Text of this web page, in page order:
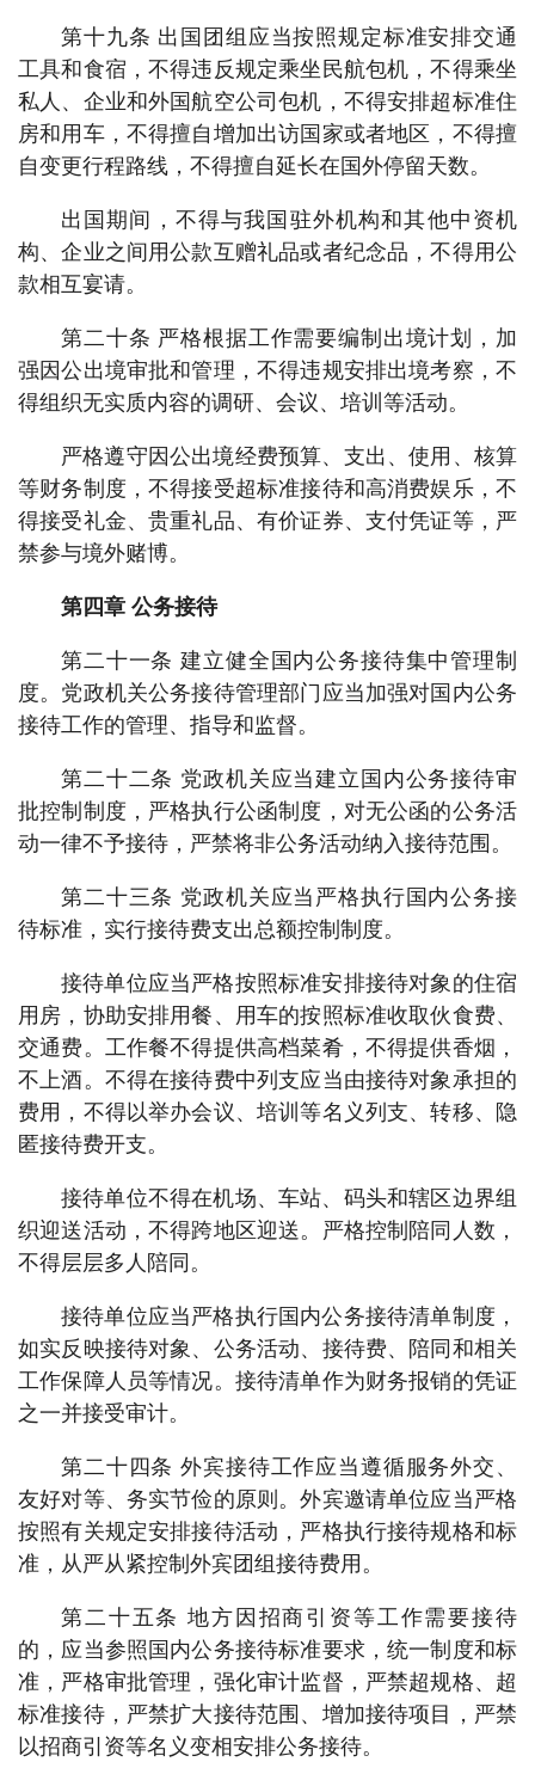
第十九条 出国团组应当按照规定标准安排交通
工具和食宿，不得违反规定乘坐民航包机，不得乘坐
私人、企业和外国航空公司包机，不得安排超标准住
房和用车，不得擅自增加出访国家或者地区，不得擅
自变更行程路线，不得擅自延长在国外停留天数。
出国期间，不得与我国驻外机构和其他中资机
构、企业之间用公款互赠礼品或者纪念品，不得用公
款相互宴请。
第二十条 严格根据工作需要编制出境计划，加
强因公出境审批和管理，不得违规安排出境考察，不
得组织无实质内容的调研、会议、培训等活动。
严格遵守因公出境经费预算、支出、使用、核算
等财务制度，不得接受超标准接待和高消费娱乐，不
得接受礼金、贵重礼品、有价证券、支付凭证等，严
禁参与境外赌博。
第四章 公务接待
第二十一条 建立健全国内公务接待集中管理制
度。党政机关公务接待管理部门应当加强对国内公务
接待工作的管理、指导和监督。
第二十二条 党政机关应当建立国内公务接待审
批控制制度，严格执行公函制度，对无公函的公务活
动一律不予接待，严禁将非公务活动纳入接待范围。
第二十三条 党政机关应当严格执行国内公务接
待标准，实行接待费支出总额控制制度。
接待单位应当严格按照标准安排接待对象的住宿
用房，协助安排用餐、用车的按照标准收取伙食费、
交通费。工作餐不得提供高档菜肴，不得提供香烟，
不上酒。不得在接待费中列支应当由接待对象承担的
费用，不得以举办会议、培训等名义列支、转移、隐
匿接待费开支。
接待单位不得在机场、车站、码头和辖区边界组
织迎送活动，不得跨地区迎送。严格控制陪同人数，
不得层层多人陪同。
接待单位应当严格执行国内公务接待清单制度，
如实反映接待对象、公务活动、接待费、陪同和相关
工作保障人员等情况。接待清单作为财务报销的凭证
之一并接受审计。
第二十四条 外宾接待工作应当遵循服务外交、
友好对等、务实节俭的原则。外宾邀请单位应当严格
按照有关规定安排接待活动，严格执行接待规格和标
准，从严从紧控制外宾团组接待费用。
第二十五条 地方因招商引资等工作需要接待
的，应当参照国内公务接待标准要求，统一制度和标
准，严格审批管理，强化审计监督，严禁超规格、超
标准接待，严禁扩大接待范围、增加接待项目，严禁
以招商引资等名义变相安排公务接待。